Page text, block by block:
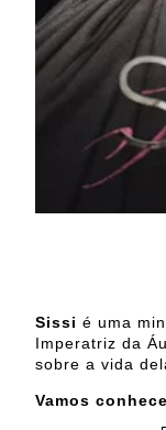
Sissi é uma
Imperatriz da
sobre a vida
Vamos